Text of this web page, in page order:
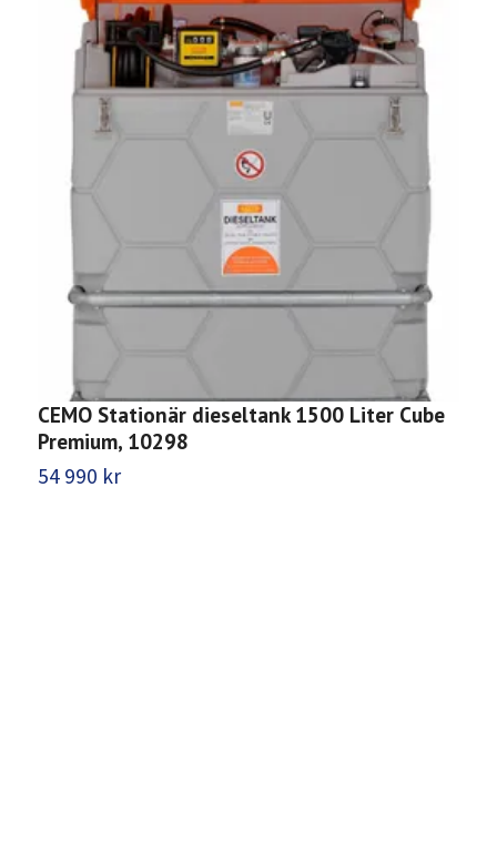
CEMO Stationär dieseltank 1500 Liter Cube
Premium, 10298
54 990 kr